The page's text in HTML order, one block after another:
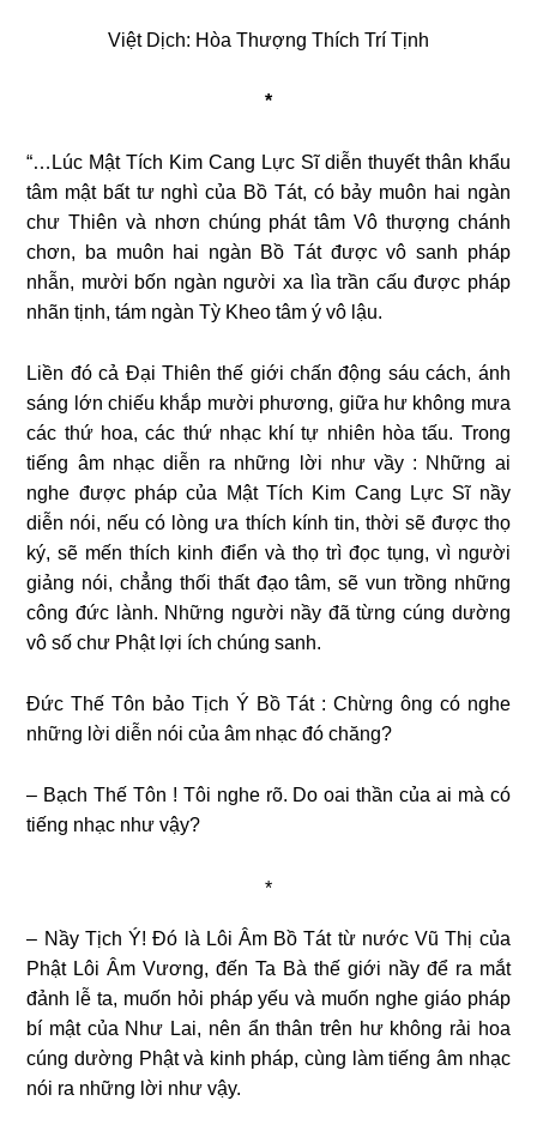
Việt Dịch: Hòa Thượng Thích Trí Tịnh
*
“…Lúc Mật Tích Kim Cang Lực Sĩ diễn thuyết thân khẩu
tâm mật bất tư nghì của Bồ Tát, có bảy muôn hai ngàn
chư Thiên và nhơn chúng phát tâm Vô thượng chánh
chơn, ba muôn hai ngàn Bồ Tát được vô sanh pháp
nhẫn, mười bốn ngàn người xa lìa trần cấu được pháp
nhãn tịnh, tám ngàn Tỳ Kheo tâm ý vô lậu.
Liền đó cả Đại Thiên thế giới chấn động sáu cách, ánh
sáng lớn chiếu khắp mười phương, giữa hư không mưa
các thứ hoa, các thứ nhạc khí tự nhiên hòa tấu. Trong
tiếng âm nhạc diễn ra những lời như vầy : Những ai
nghe được pháp của Mật Tích Kim Cang Lực Sĩ nầy
diễn nói, nếu có lòng ưa thích kính tin, thời sẽ được thọ
ký, sẽ mến thích kinh điển và thọ trì đọc tụng, vì người
giảng nói, chẳng thối thất đạo tâm, sẽ vun trồng những
công đức lành. Những người nầy đã từng cúng dường
vô số chư Phật lợi ích chúng sanh.
Đức Thế Tôn bảo Tịch Ý Bồ Tát : Chừng ông có nghe
những lời diễn nói của âm nhạc đó chăng?
– Bạch Thế Tôn ! Tôi nghe rõ. Do oai thần của ai mà có
tiếng nhạc như vậy?
*
– Nầy Tịch Ý! Đó là Lôi Âm Bồ Tát từ nước Vũ Thị của
Phật Lôi Âm Vương, đến Ta Bà thế giới nầy để ra mắt
đảnh lễ ta, muốn hỏi pháp yếu và muốn nghe giáo pháp
bí mật của Như Lai, nên ẩn thân trên hư không rải hoa
cúng dường Phật và kinh pháp, cùng làm tiếng âm nhạc
nói ra những lời như vậy.